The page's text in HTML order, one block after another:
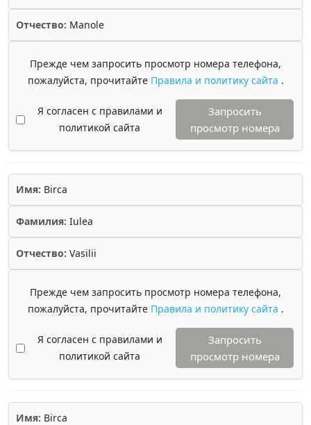
Отчество: Manole
Прежде чем запросить просмотр номера телефона,
пожалуйста, прочитайте Правила и политику сайта .
Я согласен с правилами и
политикой сайта
Запросить
просмотр номера
Имя: Birca
Фамилия: Iulea
Отчество: Vasilii
Прежде чем запросить просмотр номера телефона,
пожалуйста, прочитайте Правила и политику сайта .
Я согласен с правилами и
политикой сайта
Запросить
просмотр номера
Имя: Birca